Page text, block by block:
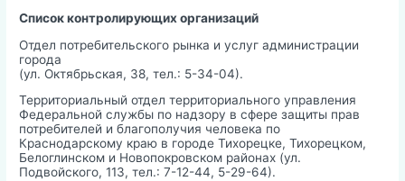
Список контролирующих организаций
Отдел потребительского рынка и услуг администрации
города
(ул. Октябрьская, 38, тел.: 5-34-04).
Территориальный отдел территориального управления
Федеральной службы по надзору в сфере защиты прав
потребителей и благополучия человека по
Краснодарскому краю в городе Тихорецке, Тихорецком,
Белоглинском и Новопокровском районах (ул.
Подвойского, 113, тел.: 7-12-44, 5-29-64).